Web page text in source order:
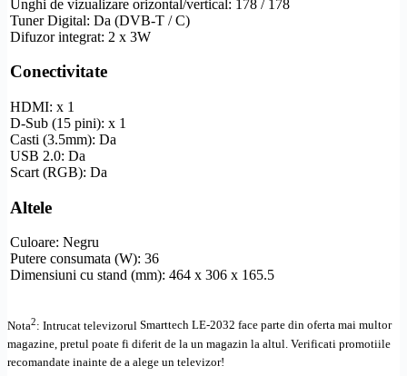
Unghi de vizualizare orizontal/vertical: 178 / 178
Tuner Digital: Da (DVB-T / C)
Difuzor integrat: 2 x 3W
Conectivitate
HDMI: x 1
D-Sub (15 pini): x 1
Casti (3.5mm): Da
USB 2.0: Da
Scart (RGB): Da
Altele
Culoare: Negru
Putere consumata (W): 36
Dimensiuni cu stand (mm): 464 x 306 x 165.5
Nota2: Intrucat televizorul Smarttech LE-2032 face parte din oferta mai multor
magazine, pretul poate fi diferit de la un magazin la altul . Verificati promotiile
recomandate inainte de a alege un televizor!